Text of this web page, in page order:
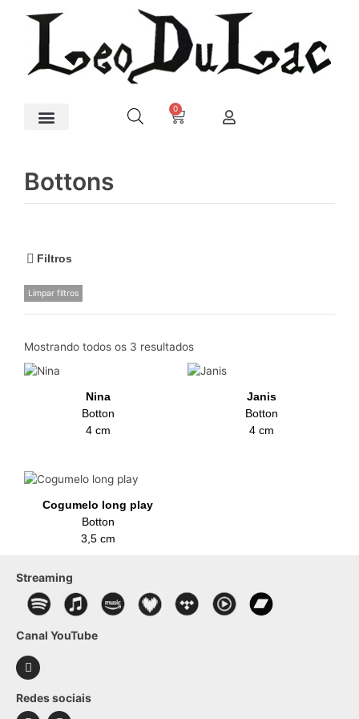
0
Bottons
Filtros
Limpar filtros
Mostrando todos os 3 resultados
Nina
Botton
4 cm
Janis
Botton
4 cm
Cogumelo long play
Botton
3,5 cm
Streaming
Canal YouTube
Redes sociais